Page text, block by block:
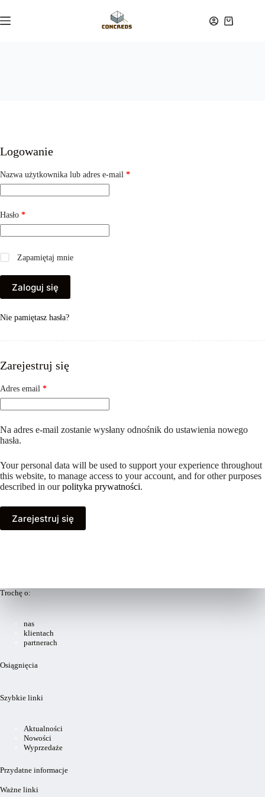
do
treści
Koszyk
Logowanie
Nazwa użytkownika lub adres e-mail *Wymagane
Hasło *Wymagane
Zapamiętaj mnie
Zaloguj się
Nie pamiętasz hasła?
Zarejestruj się
Adres email *Wymagane
Na adres e-mail zostanie wysłany odnośnik do ustawienia nowego
hasła.
Your personal data will be used to support your experience throughout
this website, to manage access to your account, and for other purposes
described in ourpolityka prywatności.
Zarejestruj się
Trochę o:
nas
klientach
partnerach
Osiągnięcia
Szybkie linki
Aktualności
Nowości
Wyprzedaże
Przydatne informacje
Ważne linki